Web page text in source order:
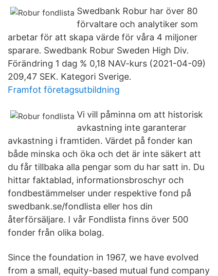
Swedbank Robur har över 80
förvaltare och analytiker som
arbetar för att skapa värde för våra 4 miljoner
sparare. Swedbank Robur Sweden High Div.
Förändring 1 dag % 0,18 NAV-kurs (2021-04-09)
209,47 SEK. Kategori Sverige.
Framfot företagsutbildning
Vi vill påminna om att historisk
avkastning inte garanterar
avkastning i framtiden. Värdet på fonder kan
både minska och öka och det är inte säkert att
du får tillbaka alla pengar som du har satt in. Du
hittar faktablad, informationsbroschyr och
fondbestämmelser under respektive fond på
swedbank.se/fondlista eller hos din
återförsäljare. I vår Fondlista finns över 500
fonder från olika bolag.
Since the foundation in 1967, we have evolved
from a small, equity-based mutual fund company